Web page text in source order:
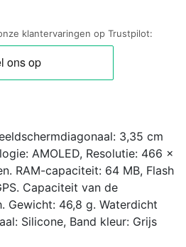
klantervaringen op Trustpilot:
3,35 cm
AMOLED, Resolutie: 466 x
RAM-capaciteit: 64 MB, Flash
Capaciteit van de
Gewicht: 46,8 g. Waterdicht
Silicone, Band kleur: Grijs